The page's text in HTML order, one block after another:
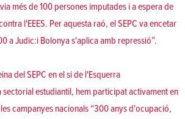
més de 100 persones imputades i a espera de
l'EEES. Per aquesta raó, el SEPC va encetar
a Judic:i Bolonya s'aplica amb repressió”.
del SEPC en el si de l'Esquerra
estudiantil, hem participat activament en
campanyes nacionals “300 anys d'ocupació,